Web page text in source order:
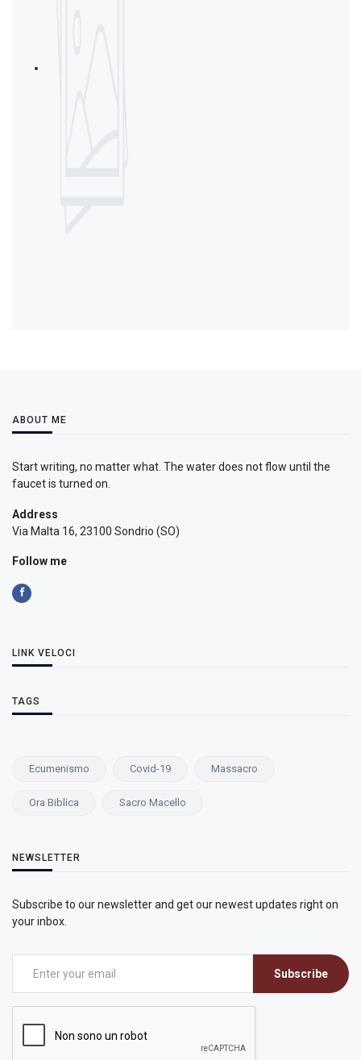
ABOUT ME
Start writing, no matter what. The water does not flow until the
faucet is turned on.
Address
Via Malta 16, 23100 Sondrio (SO)
Follow me
LINK VELOCI
TAGS
Ecumenismo Covid-19 Massacro
Ora Biblica Sacro Macello
NEWSLETTER
Subscribe to our newsletter and get our newest updates right on
your inbox.
Subscribe